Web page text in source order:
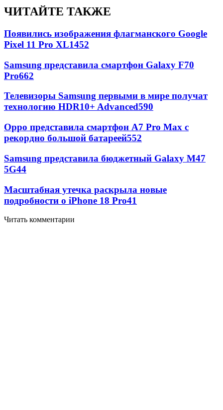
ЧИТАЙТЕ ТАКЖЕ
Появились изображения флагманского Google
Pixel 11 Pro XL1452
Samsung представила смартфон Galaxy F70
Pro662
Телевизоры Samsung первыми в мире получат
технологию HDR10+ Advanced590
Oppo представила смартфон A7 Pro Max с
рекордно большой батареей552
Samsung представила бюджетный Galaxy M47
5G44
Масштабная утечка раскрыла новые
подробности о iPhone 18 Pro41
Читать комментарии